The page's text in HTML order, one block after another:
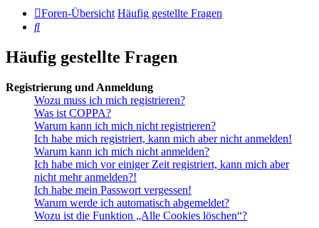
Foren-Übersicht Häufig gestellte Fragen
Suche
Häufig gestellte Fragen
Registrierung und Anmeldung
Wozu muss ich mich registrieren?
Was ist COPPA?
Warum kann ich mich nicht registrieren?
Ich habe mich registriert, kann mich aber nicht anmelden!
Warum kann ich mich nicht anmelden?
Ich habe mich vor einiger Zeit registriert, kann mich aber
nicht mehr anmelden?!
Ich habe mein Passwort vergessen!
Warum werde ich automatisch abgemeldet?
Wozu ist die Funktion „Alle Cookies löschen“?